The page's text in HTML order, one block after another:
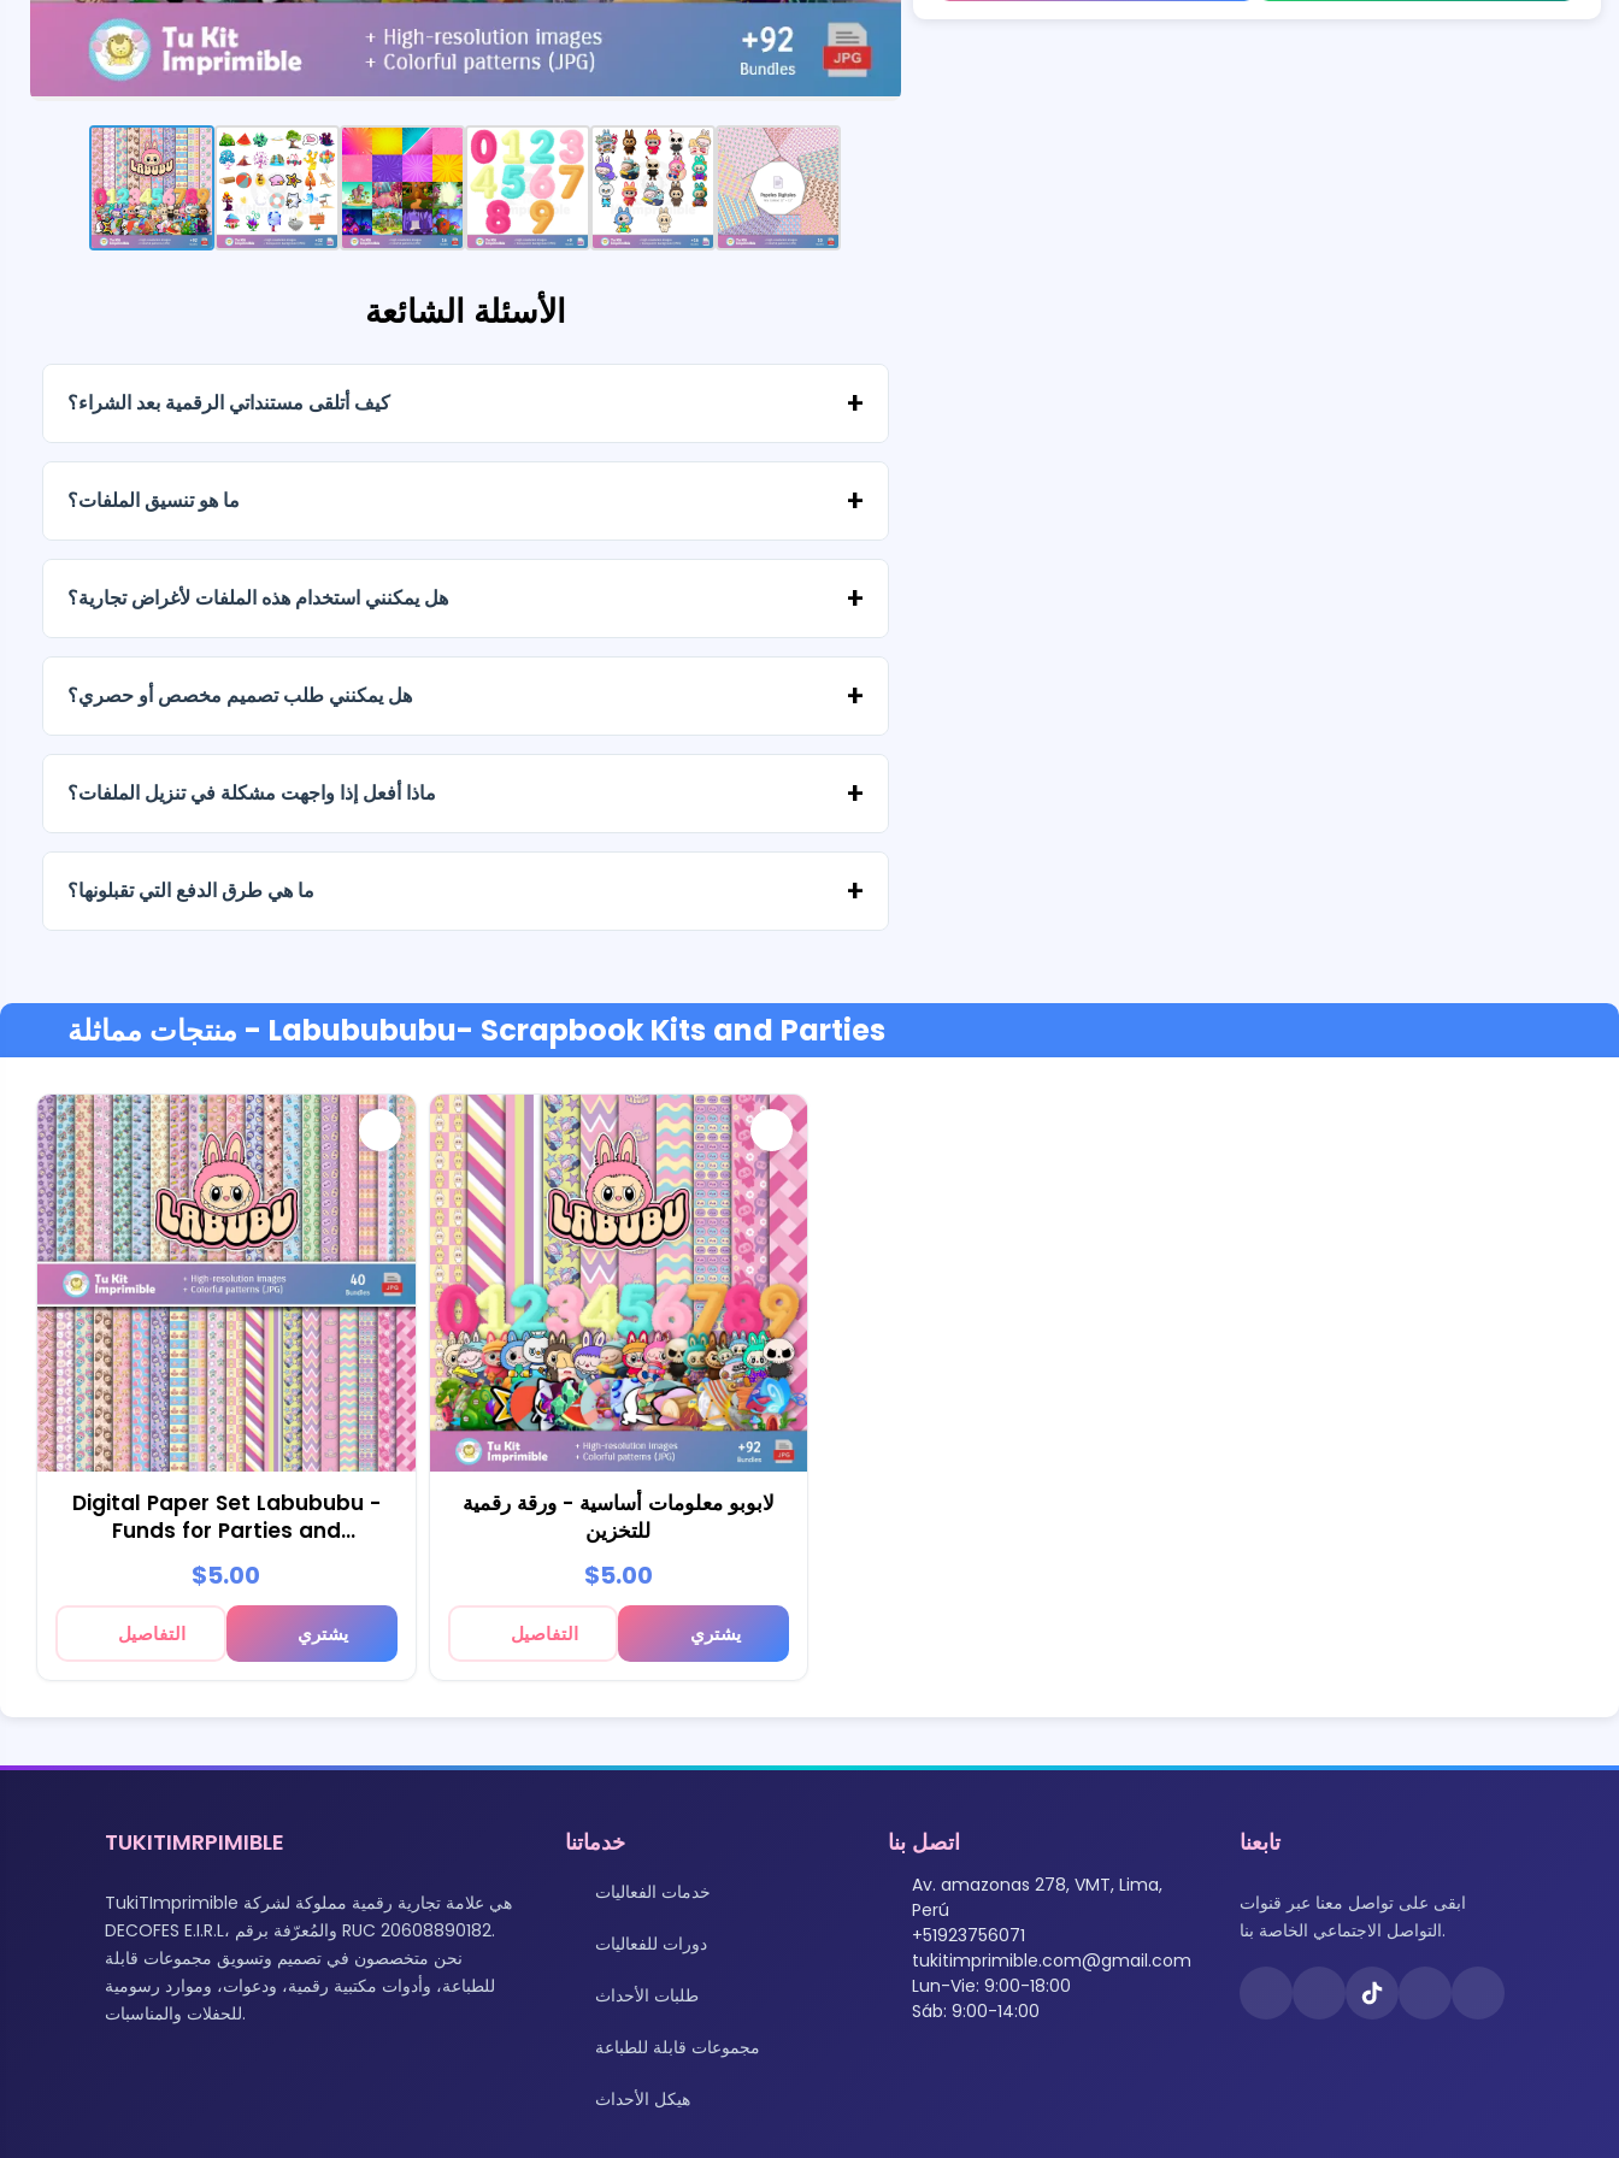
الأسئلة الشائعة
كيف أتلقى مستنداتي الرقمية بعد الشراء؟
ما هو تنسيق الملفات؟
هل يمكنني استخدام هذه الملفات لأغراض تجارية؟
هل يمكنني طلب تصميم مخصص أو حصري؟
ماذا أفعل إذا واجهت مشكلة في تنزيل الملفات؟
ما هي طرق الدفع التي تقبلونها؟
- Labubububu- Scrapbook Kits and Parties
Digital Paper Set Labububu -
Funds for Parties and
Scrapbooking
$5.00
التفاصيل يشتري
لابوبو معلومات أساسية - ورقة رقمية
للتخزين
$5.00
التفاصيل يشتري
TUKITIMRPIMIBLE
TukiTImprimible هي علامة تجارية رقمية مملوكة لشركة
DECOFES E.I.R.L، والمُعرّفة برقم RUC 20608890182.
نحن متخصصون في تصميم وتسويق مجموعات قابلة
للطباعة، وأدوات مكتبية رقمية، ودعوات، وموارد رسومية
للحفلات والمناسبات.
خدماتنا
خدمات الفعاليات
دورات للفعاليات
طلبات الأحداث
مجموعات قابلة للطباعة
هيكل الأحداث
اتصل بنا
Av. amazonas 278, VMT, Lima,
Perú
+51923756071
tukitimprimible.com@gmail.com
Lun-Vie: 9:00-18:00
Sáb: 9:00-14:00
تابعنا
ابقى على تواصل معنا عبر قنوات
التواصل الاجتماعي الخاصة بنا.